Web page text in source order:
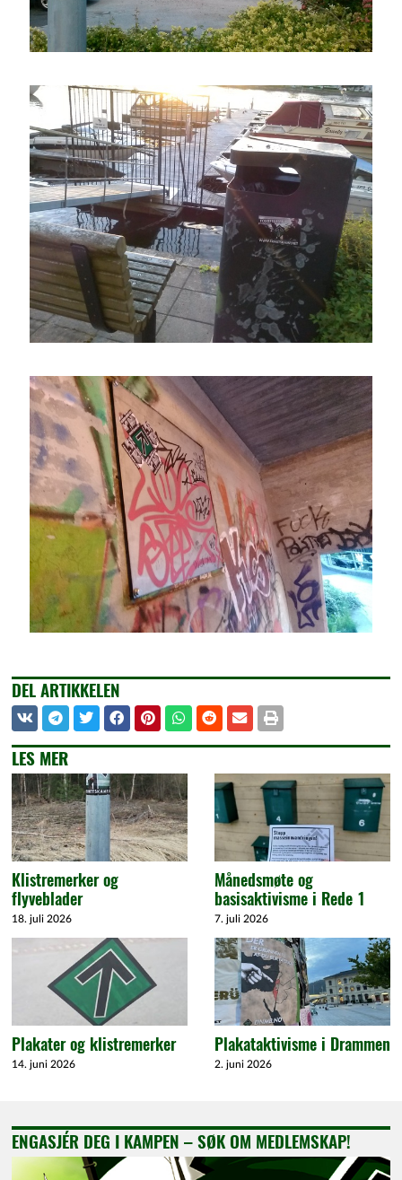
LES MER
Klistremerker og
flyveblader
18. juli 2026
Månedsmøte og
basisaktivisme i Rede 1
7. juli 2026
Plakater og klistremerker
14. juni 2026
Plakataktivisme i Drammen
2. juni 2026
DEL ARTIKKELEN
ENGASJÉR DEG I KAMPEN – SØK OM MEDLEMSKAP!